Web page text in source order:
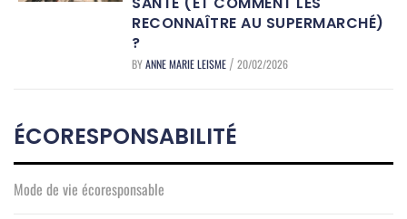
RECONNAÎTRE AU SUPERMARCHÉ)
?
BYANNE MARIE LEISME / 20/02/2026
ÉCORESPONSABILITÉ
Mode de vie écoresponsable